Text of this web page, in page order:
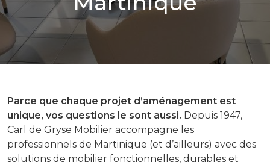
Parce que chaque projet d’aménagement est
unique, vos questions le sont aussi. Depuis 1947,
Carl de Gryse Mobilier accompagne les
professionnels de Martinique (et d’ailleurs) avec des
solutions de mobilier fonctionnelles, durables et